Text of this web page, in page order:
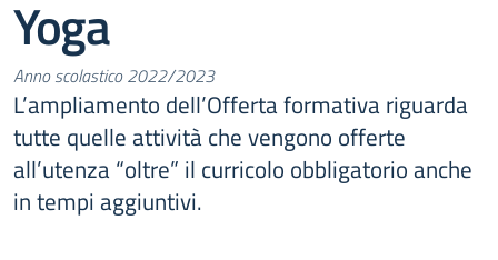
Yoga
Anno scolastico 2022/2023
L’ampliamento dell’Offerta formativa riguarda
tutte quelle attività che vengono offerte
all’utenza “oltre” il curricolo obbligatorio anche
in tempi aggiuntivi.